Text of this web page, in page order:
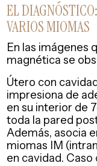
EL
VARIOS MIOMAS
En las imágenes
magnética se
Útero con
impresiona de
en su interior de
toda la pared
Además, asocia
miomas IM
en cavidad.